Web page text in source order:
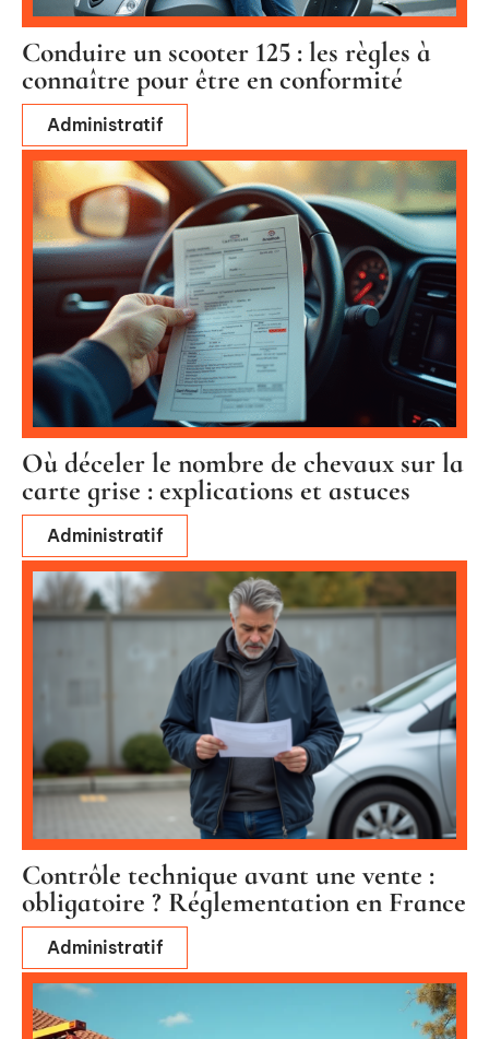
Conduire un scooter 125 : les règles à
connaître pour être en conformité
Administratif
Où déceler le nombre de chevaux sur la
carte grise : explications et astuces
Administratif
Contrôle technique avant une vente :
obligatoire ? Réglementation en France
Administratif